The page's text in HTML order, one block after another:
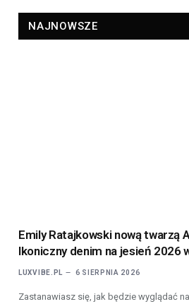
NAJNOWSZE
Emily Ratajkowski nową twarzą
Ikoniczny denim na jesień 2026
LUXVIBE.PL 6 SIERPNIA 2026
Zastanawiasz się, jak będzie wyglądać